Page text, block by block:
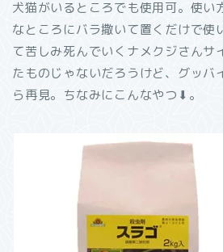
犬猫がいるところでも使用可。使い
なところにバラ撒いて置くだけで使
て苦しみ死んでいくナメクジさんサ
たものじゃないだろうけど、グッバ
ら再見。ちなみにこんなやつ⬇。